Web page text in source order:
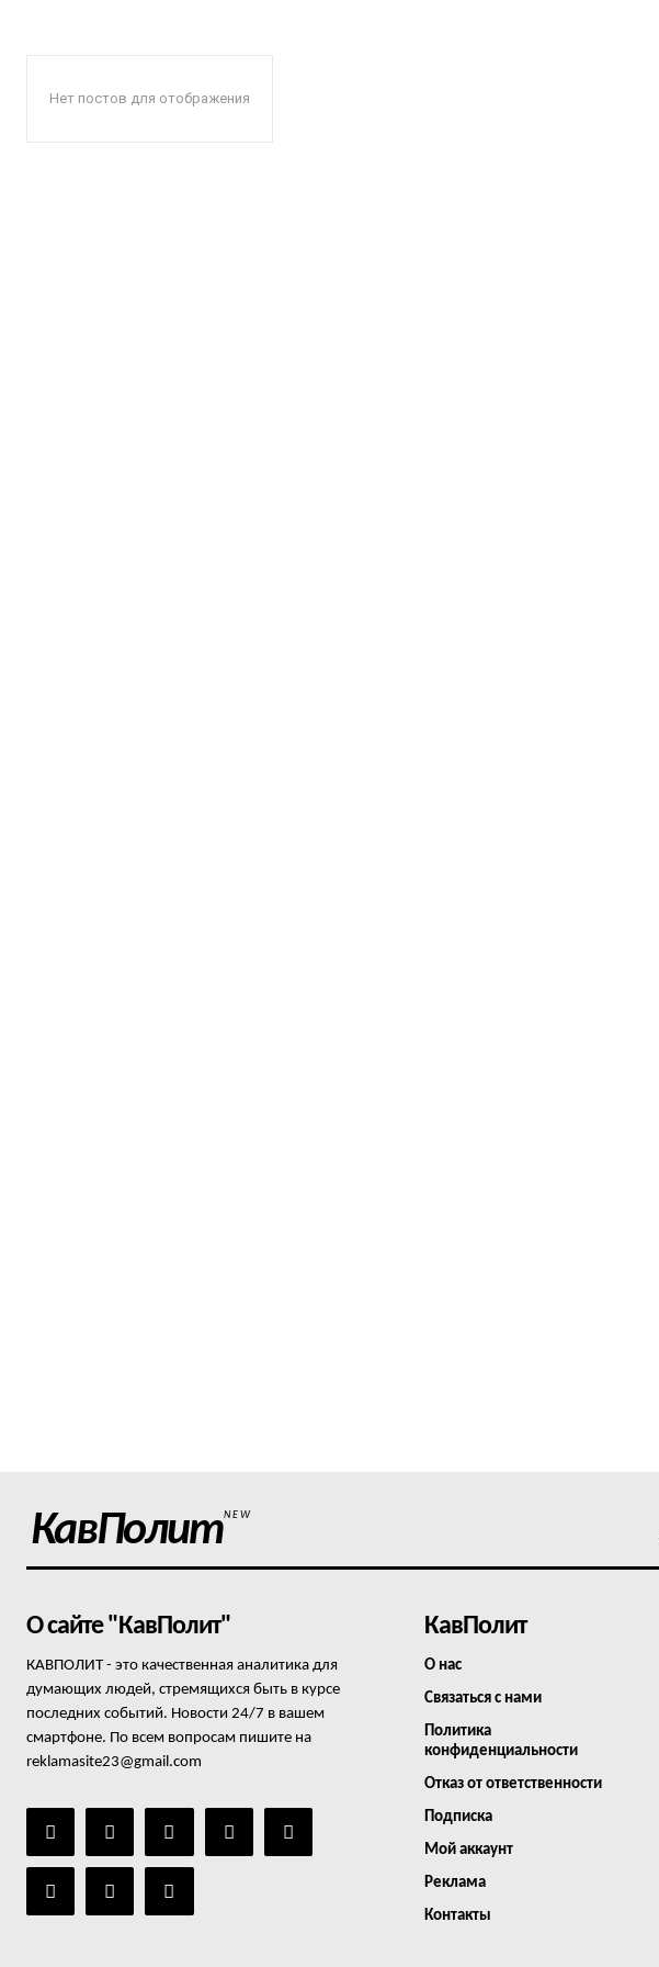
Нет постов для отображения
КавПолитNEW
О сайте "КавПолит"
КАВПОЛИТ - это качественная аналитика для
думающих людей, стремящихся быть в курсе
последних событий. Новости 24/7 в вашем
смартфоне. По всем вопросам пишите на
reklamasite23@gmail.com
КавПолит
О нас
Связаться с нами
Политика
конфиденциальности
Отказ от ответственности
Подписка
Мой аккаунт
Реклама
Контакты